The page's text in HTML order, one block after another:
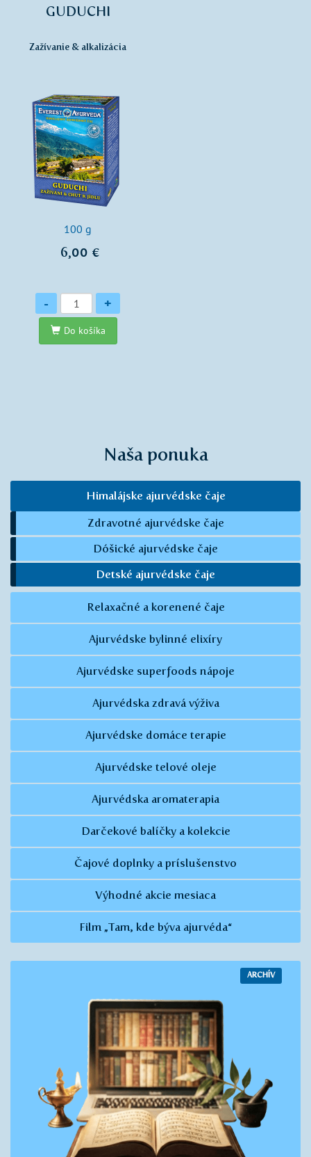
GUDUCHI
Zažívanie & alkalizácia
100 g
6,00 €
Množstvo
- +
Do košíka
Naša ponuka
Himalájske ajurvédske čaje
Zdravotné ajurvédske čaje
Dóšické ajurvédske čaje
Detské ajurvédske čaje
Relaxačné a korenené čaje
Ajurvédske bylinné elixíry
Ajurvédske superfoods nápoje
Ajurvédska zdravá výživa
Ajurvédske domáce terapie
Ajurvédske telové oleje
Ajurvédska aromaterapia
Darčekové balíčky a kolekcie
Čajové doplnky a príslušenstvo
Výhodné akcie mesiaca
Film „Tam, kde býva ajurvéda“
ARCHÍV